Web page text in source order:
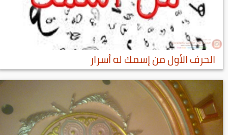
الحرف الأول من إسمك له أسرار